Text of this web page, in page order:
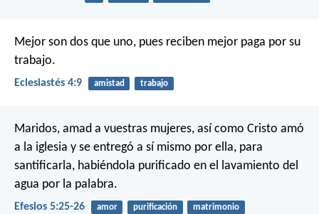
Mejor son dos que uno, pues reciben mejor paga por su
trabajo.
Eclesiastés 4:9 amistad trabajo
Maridos, amad a vuestras mujeres, así como Cristo amó
a la iglesia y se entregó a sí mismo por ella, para
santificarla, habiéndola purificado en el lavamiento del
agua por la palabra.
Efesios 5:25-26 amor purificación matrimonio